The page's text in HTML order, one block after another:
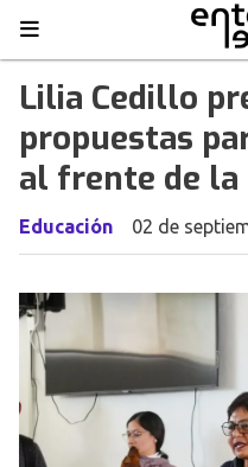
Lilia Cedillo
propuestas
al frente de la
Educación 02 de